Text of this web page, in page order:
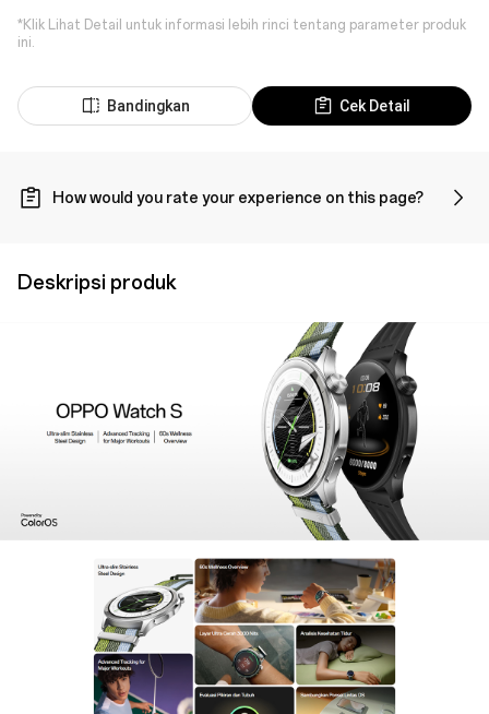
*Klik Lihat Detail untuk informasi lebih rinci tentang parameter produk
ini.
Bandingkan Cek Detail
How would you rate your experience on this page?
Deskripsi produk